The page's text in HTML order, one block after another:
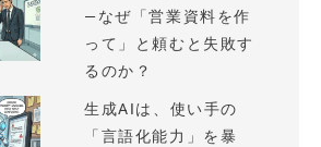
—なぜ「営業資料を作
って」と頼むと失敗す
るのか？
生成AIは、使い手の
「言語化能力」を暴